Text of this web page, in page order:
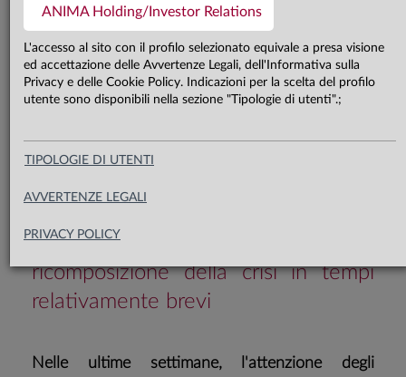
ANIMA Holding/Investor Relations
L'accesso al sito con il profilo selezionato equivale a presa visione
ed accettazione delle Avvertenze Legali, dell'Informativa sulla
Privacy e delle Cookie Policy. Indicazioni per la scelta del profilo
utente sono disponibili nella sezione "Tipologie di utenti".;
TIPOLOGIE DI UTENTI
AVVERTENZE LEGALI
PRIVACY POLICY
Medio Oriente e il prezzo di petrolio
e gas restano il driver principale dei
mercati finanziari. La situazione è
fluida e i rischi in aumento, ma le
fase negoziale rinsaldano la nostra
scenario centrale di una
ricomposizione della crisi in tempi
relativamente brevi
Nelle ultime settimane, l'attenzione degli